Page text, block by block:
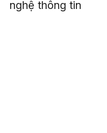
nghệ thông tin